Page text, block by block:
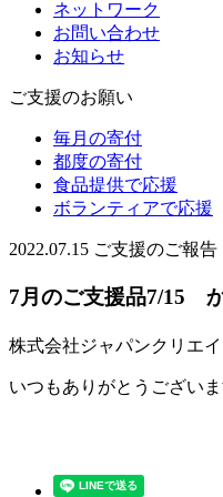
ネットワーク
お問い合わせ
お知らせ
ご支援のお願い
毎月の寄付
都度の寄付
食品提供で応援
ボランティアで応援
2022.07.15 ご支援のご報告
7月のご支援品7/15
株式会社ジャパンクリエ
いつもありがとうございま